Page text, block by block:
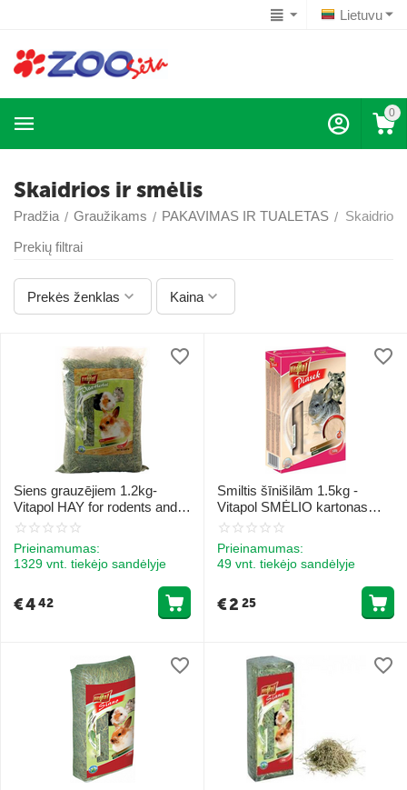
Lietuvu
0
Skaidrios ir smėlis
Pradžia / Graužikams / PAKAVIMAS IR TUALETAS / Skaidrios
Prekių filtrai
Prekės ženklas Kaina
Siens grauzējiem 1.2kg-
Vitapol HAY for rodents and
rabbit
Prieinamumas:
1329 vnt. tiekėjo sandėlyje
€442
Smiltis šīnišilām 1.5kg -
Vitapol SMĖLIO kartonas
činčilai
Prieinamumas:
49 vnt. tiekėjo sandėlyje
€2 25